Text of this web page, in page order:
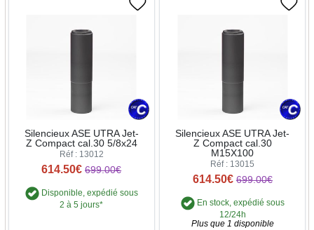
Silencieux ASE UTRA Jet-
Z Compact cal.30 5/8x24
Réf : 13012
614.50€ 699.00€
Disponible, expédié sous
2 à 5 jours*
Silencieux ASE UTRA Jet-
Z Compact cal.30
M15X100
Réf : 13015
614.50€ 699.00€
En stock, expédié sous
12/24h
Plus que 1 disponible